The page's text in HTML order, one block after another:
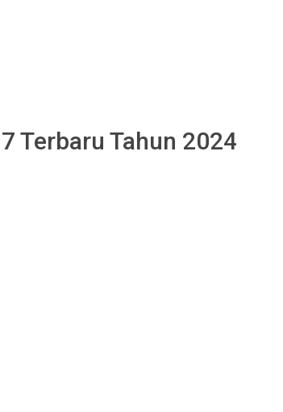
Terbaru Tahun 2024